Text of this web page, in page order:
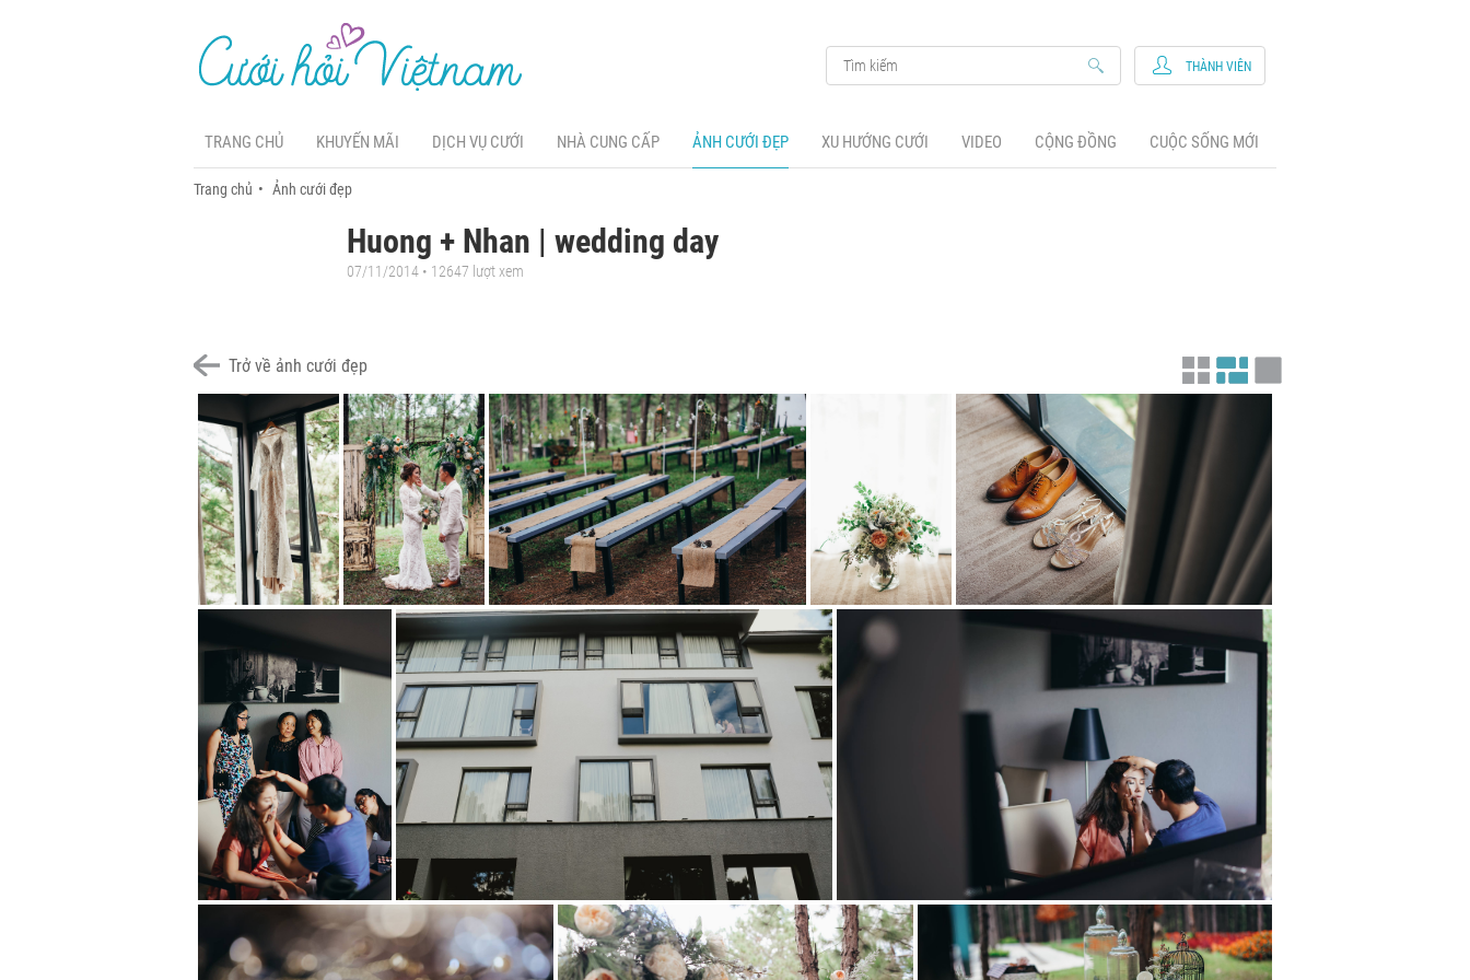
TRANG CHỦ KHUYẾN MÃI DỊCH VỤ CƯỚI NHÀ CUNG CẤP ẢNH CƯỚI ĐẸP XU HƯỚNG CƯỚI VIDEO CỘNG ĐỒNG CUỘC SỐNG MỚI
THÀNH VIÊN
Trang chủ Ảnh cưới đẹp
Huong + Nhan | wedding day
07/11/2014 • 12647 lượt xem
Trở về ảnh cưới đẹp